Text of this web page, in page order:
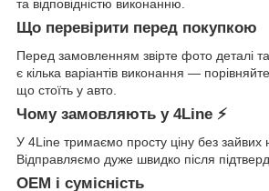
та відповідністю виконанню.
Що перевірити перед покупкою
Перед замовленням звірте фото деталі
є кілька варіантів виконання —
що стоїть у авто.
Чому замовляють у 4Line ⚡
У 4Line тримаємо просту ціну без зайвих
Відправляємо дуже швидко після
OEM і сумісність